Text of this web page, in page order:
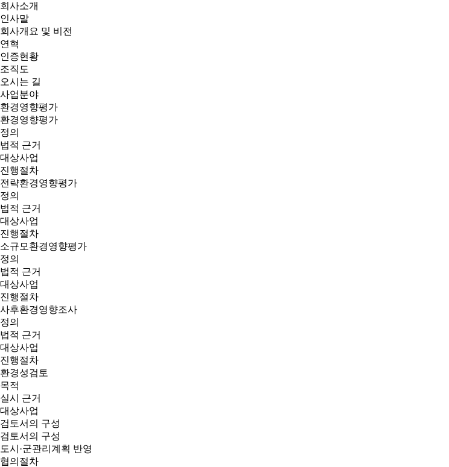
회사소개
인사말
회사개요 및 비전
연혁
인증현황
조직도
오시는 길
사업분야
환경영향평가
환경영향평가
정의
법적 근거
대상사업
진행절차
전략환경영향평가
정의
법적 근거
대상사업
진행절차
소규모환경영향평가
정의
법적 근거
대상사업
진행절차
사후환경영향조사
정의
법적 근거
대상사업
진행절차
환경성검토
목적
실시 근거
대상사업
검토서의 구성
검토서의 구성
도시·군관리계획 반영
협의절차